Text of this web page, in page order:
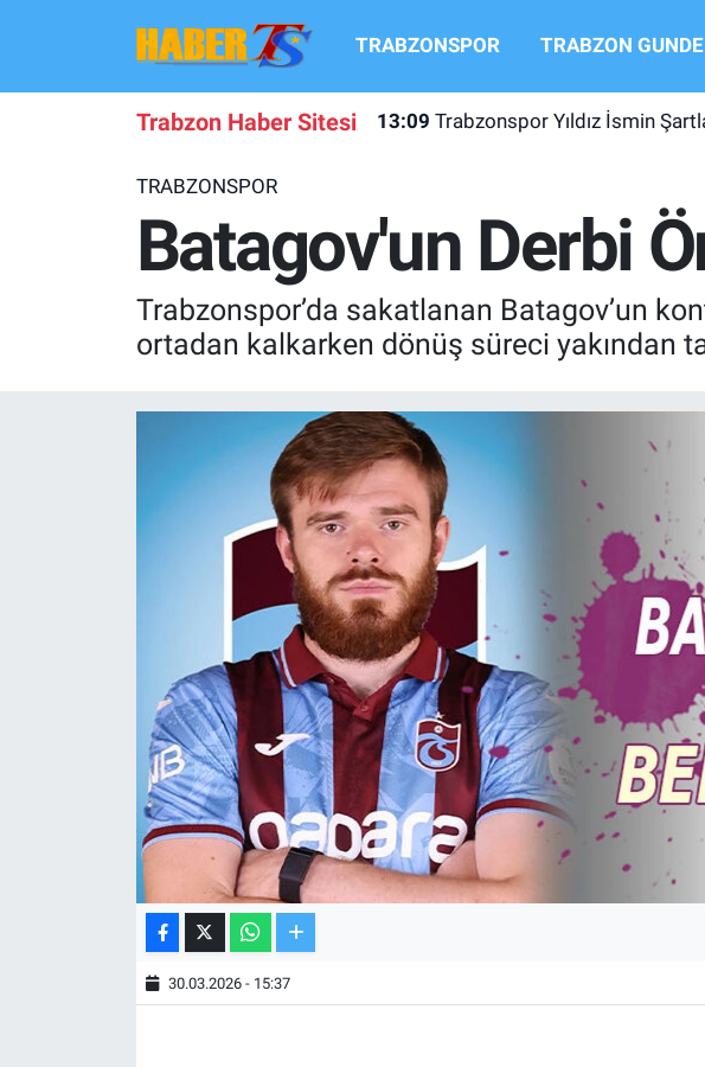
TRABZONSPOR TRABZON
Trabzon Haber Sitesi 13:09 Trabzonspor Yıldız İsmin
TRABZONSPOR
Batagov'un Derbi
Trabzonspor’da sakatlanan Batagov’un
ortadan kalkarken dönüş süreci yakından
30.03.2026 - 15:37
TRABZONSPOR
TRANSFER HABERLERI
KULİS MEYDANI
ALT LIGLER
KÜLTÜR SANAT
EKONOMİ
Hava Durumu
Tüm Manşetler
Son Dakika Haberleri